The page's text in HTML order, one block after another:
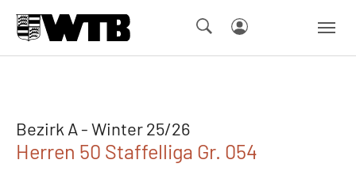
Bezirk A - Winter 25/26
Herren 50 Staffelliga Gr. 054